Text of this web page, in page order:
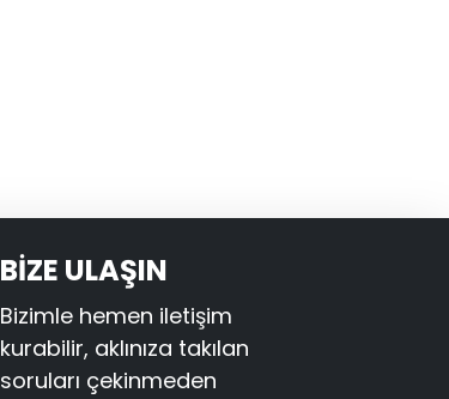
BİZE ULAŞIN
Bizimle hemen iletişim
kurabilir, aklınıza takılan
soruları çekinmeden